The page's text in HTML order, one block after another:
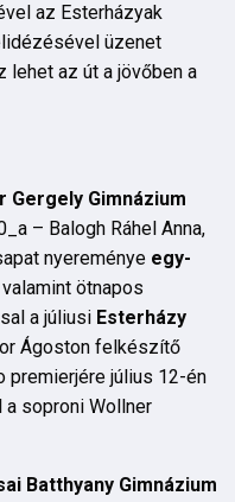
az Esterházyak
üzenet
lehet az út a jövőben a
Gergely Gimnázium
– Balogh Ráhel Anna,
nyereménye egy-
ötnapos
a júliusi Esterházy
Ágoston felkészítő
premierjére július 12-én
a soproni Wollner
Batthyany Gimnázium